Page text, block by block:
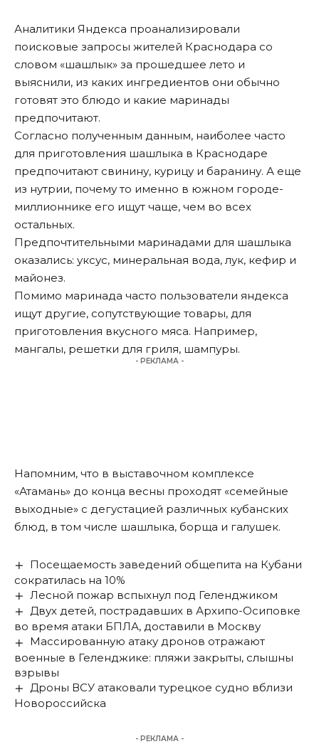
Аналитики Яндекса проанализировали
поисковые запросы жителей Краснодара со
словом «шашлык» за прошедшее лето и
выяснили, из каких ингредиентов они обычно
готовят это блюдо и какие маринады
предпочитают.
Согласно полученным данным, наиболее часто
для приготовления шашлыка в Краснодаре
предпочитают свинину, курицу и баранину. А еще
из нутрии, почему то именно в южном городе-
миллионнике его ищут чаще, чем во всех
остальных.
Предпочтительными маринадами для шашлыка
оказались: уксус, минеральная вода, лук, кефир и
майонез.
Помимо маринада часто пользователи яндекса
ищут другие, сопутствующие товары, для
приготовления вкусного мяса. Например,
мангалы, решетки для гриля, шампуры.
- РЕКЛАМА -
Напомним, что в выставочном комплексе
«Атамань» до конца весны проходят «семейные
выходные» с дегустацией различных кубанских
блюд, в том числе шашлыка, борща и галушек.
Посещаемость заведений общепита на Кубани
сократилась на 10%
Лесной пожар вспыхнул под Геленджиком
Двух детей, пострадавших в Архипо-Осиповке
во время атаки БПЛА, доставили в Москву
Массированную атаку дронов отражают
военные в Геленджике: пляжи закрыты, слышны
взрывы
Дроны ВСУ атаковали турецкое судно вблизи
Новороссийска
- РЕКЛАМА -